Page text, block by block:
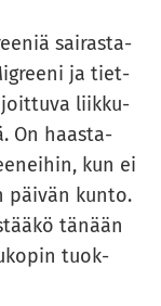
sai­ras­ta­
ja tiet­
liik­ku­
On haas­ta­
kun ei
päi­vän kunto.
tä­nään
tuok­